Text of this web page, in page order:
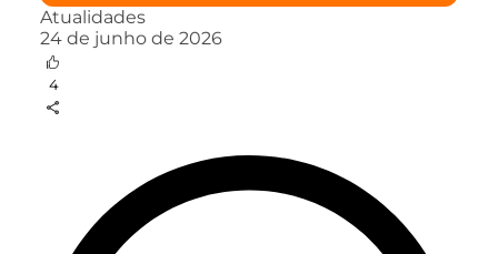
Atualidades
24 de junho de 2026
4